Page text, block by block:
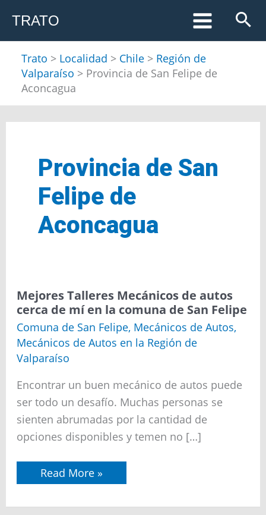
contenido
TRATO
Trato > Localidad > Chile > Región de
Valparaíso > Provincia de San Felipe de
Aconcagua
Provincia de San
Felipe de
Aconcagua
Mejores Talleres Mecánicos de autos
cerca de mí en la comuna de San Felipe
Comuna de San Felipe, Mecánicos de Autos,
Mecánicos de Autos en la Región de
Valparaíso
Encontrar un buen mecánico de autos puede
ser todo un desafío. Muchas personas se
sienten abrumadas por la cantidad de
opciones disponibles y temen no […]
Mejores
Talleres
de
Read More »